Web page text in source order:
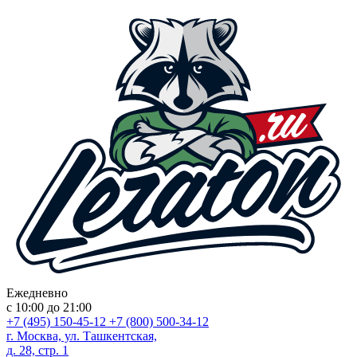
Ежедневно
с 10:00 до 21:00
+7 (495) 150-45-12 +7 (800) 500-34-12
г. Москва, ул. Ташкентская,
д. 28, стр. 1